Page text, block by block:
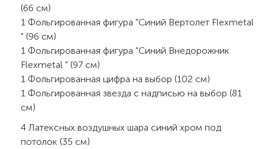
(66 см)
1 Фольгированная фигура "Синий Вертолет Flexmetal
" (96 см)
1 Фольгированная фигура "Синий Внедорожник
Flexmetal " (97 см)
1 Фольгированная цифра на выбор (102 см)
1 Фольгированная звезда с надписью на выбор (81
см)
4 Латексных воздушных шара синий хром под
потолок (35 см)